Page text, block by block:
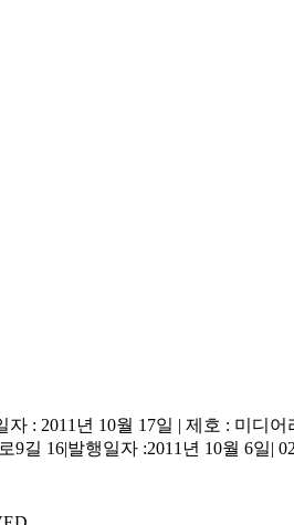
자 : 2011년 10월 17일 | 제호 : 미디어
9길 16|발행일자 :2011년 10월 6일|